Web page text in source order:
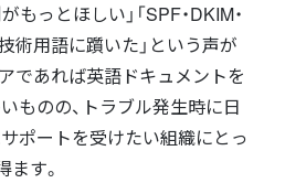
っとほしい」「SPF・DKIM・
術用語に躓いた」という声が
であれば英語ドキュメントを
ものの、トラブル発生時に日
ポートを受けたい組織にとっ
ます。